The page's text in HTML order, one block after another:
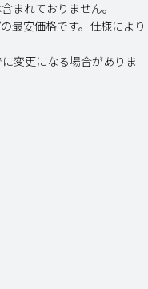
まれておりません。
最安価格です。仕様により
変更になる場合がありま